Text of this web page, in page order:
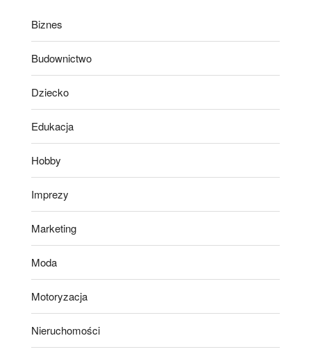
Biznes
Budownictwo
Dziecko
Edukacja
Hobby
Imprezy
Marketing
Moda
Motoryzacja
Nieruchomości